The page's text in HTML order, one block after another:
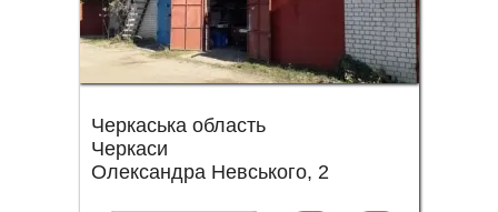
Черкаська область
Черкаси
Олександра Невського, 2